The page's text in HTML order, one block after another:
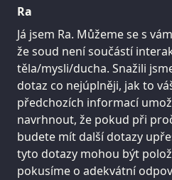
Ra
Já jsem Ra. Můžeme se s
že soud není součástí
těla/mysli/ducha. Snažili
dotaz co nejúplněji, jak to
předchozích informací
navrhnout, že pokud při
budete mít další dotazy
tyto dotazy mohou být
pokusíme o adekvátní